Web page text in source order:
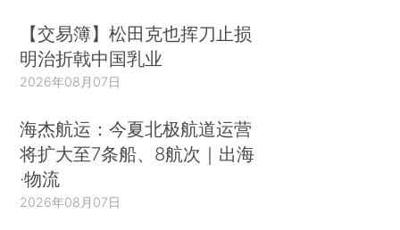
【交易簿】松田克也挥刀止损
明治折戟中国乳业
2026年08月07日
海杰航运：今夏北极航道运营
将扩大至7条船、8航次｜出海
·物流
2026年08月07日